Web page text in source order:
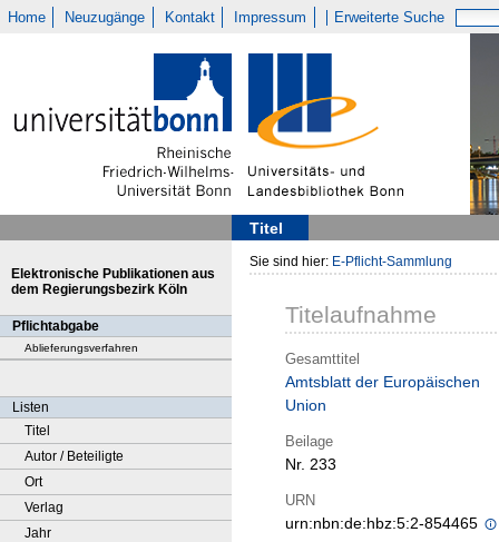
Home Neuzugänge Kontakt Impressum Erweiterte Suche
Titel
Elektronische Publikationen aus
dem Regierungsbezirk Köln
Pflichtabgabe
Ablieferungsverfahren
Listen
Titel
Autor / Beteiligte
Ort
Verlag
Jahr
Sie sind hier: E-Pflicht-Sammlung
Titelaufnahme
Gesamttitel
Amtsblatt der Europäischen
Union
Beilage
Nr. 233
URN
urn:nbn:de:hbz:5:2-854465